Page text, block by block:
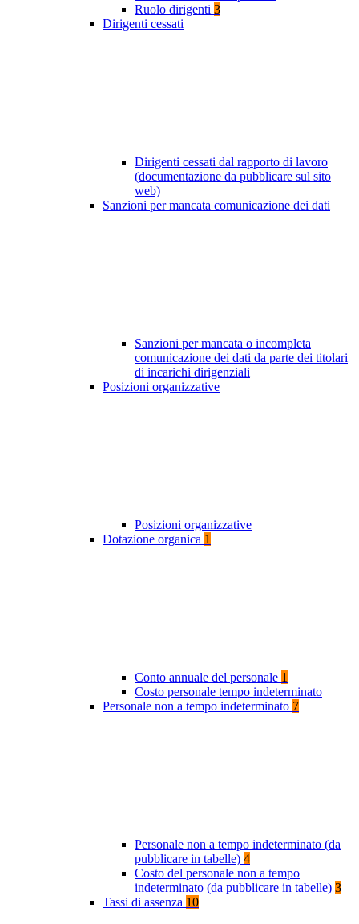
Ruolo dirigenti 3
Dirigenti cessati
Dirigenti cessati dal rapporto di lavoro
(documentazione da pubblicare sul sito
web)
Sanzioni per mancata comunicazione dei dati
Sanzioni per mancata o incompleta
comunicazione dei dati da parte dei titolari
di incarichi dirigenziali
Posizioni organizzative
Posizioni organizzative
Dotazione organica 1
Conto annuale del personale 1
Costo personale tempo indeterminato
Personale non a tempo indeterminato 7
Personale non a tempo indeterminato (da
pubblicare in tabelle) 4
Costo del personale non a tempo
indeterminato (da pubblicare in tabelle) 3
Tassi di assenza 10